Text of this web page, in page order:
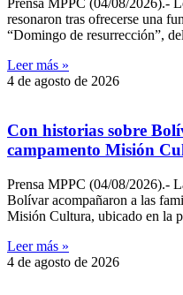
resonaron tras ofrecerse una
“Domingo de resurrección”,
Leer más »
4 de agosto de 2026
Con historias sobre
campamento Misión
Prensa MPPC (04/08/2026).-
Bolívar acompañaron a las
Misión Cultura, ubicado en la
Leer más »
4 de agosto de 2026